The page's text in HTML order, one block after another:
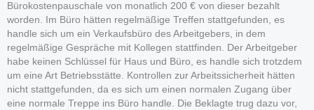
Bürokostenpauschale von monatlich 200 € von dieser bezahlt
worden. Im Büro hätten regelmäßige Treffen stattgefunden, es
handle sich um ein Verkaufsbüro des Arbeitgebers, in dem
regelmäßige Gespräche mit Kollegen stattfinden. Der Arbeitgeber
habe keinen Schlüssel für Haus und Büro, es handle sich trotzdem
um eine Art Betriebsstätte. Kontrollen zur Arbeitssicherheit hätten
nicht stattgefunden, da es sich um einen normalen Zugang über
eine normale Treppe ins Büro handle. Die Beklagte trug dazu vor,